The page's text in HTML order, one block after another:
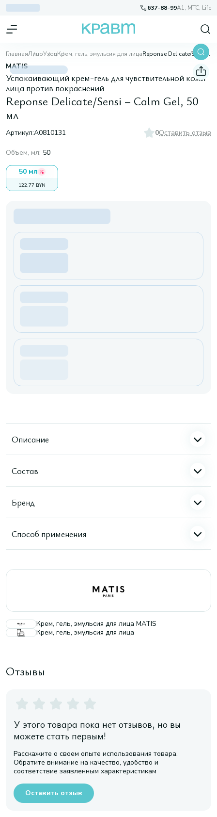
637-88-99A1, МТС, Life
ГлавнаяЛицоУходКрем, гель, эмульсия для лица Reponse Delicate/Sensi – Calm Gel, 50 мл
MATIS
Успокаивающий крем-гель для чувствительной кожи
лица против покраснений
Reponse Delicate/Sensi – Calm Gel, 50
мл
Артикул:A0810131 0Оставить отзыв
Объем, мл: 50
50 мл
122,77 BYN
Описание
Состав
Бренд
Способ применения
Крем, гель, эмульсия для лица MATIS
Крем, гель, эмульсия для лица
Отзывы
У этого товара пока нет отзывов, но вы
можете стать первым!
Расскажите о своем опыте использования товара.
Обратите внимание на качество, удобство и
соответствие заявленным характеристикам
Оставить отзыв